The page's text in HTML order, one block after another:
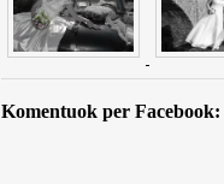
Komentuok per Facebook: